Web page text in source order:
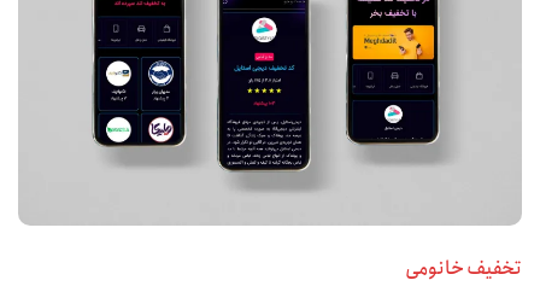
تخفیف خانومی